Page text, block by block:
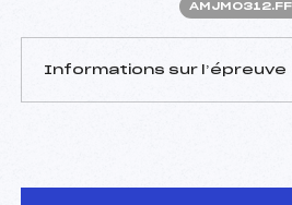
Informations sur l’épreuve
Arbitre :